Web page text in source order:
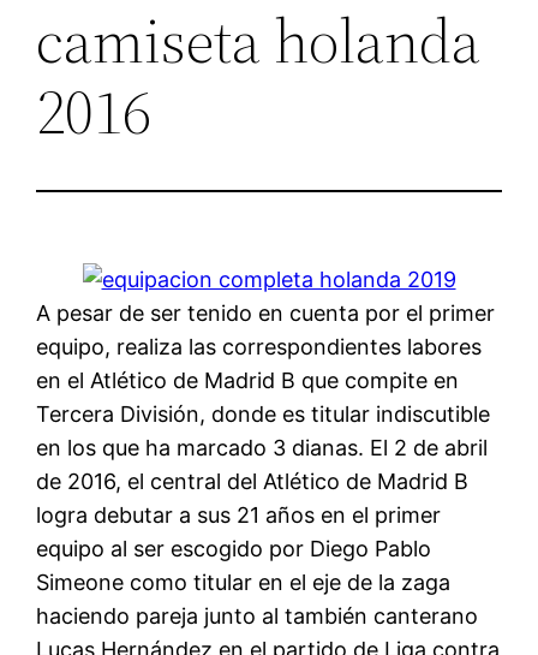
camiseta holanda
2016
A pesar de ser tenido en cuenta por el primer
equipo, realiza las correspondientes labores
en el Atlético de Madrid B que compite en
Tercera División, donde es titular indiscutible
en los que ha marcado 3 dianas. El 2 de abril
de 2016, el central del Atlético de Madrid B
logra debutar a sus 21 años en el primer
equipo al ser escogido por Diego Pablo
Simeone como titular en el eje de la zaga
haciendo pareja junto al también canterano
Lucas Hernández en el partido de Liga contra